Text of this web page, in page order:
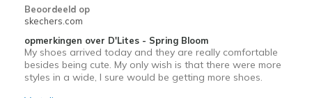
View On Shoes
Beoordeeld op
skechers.com
opmerkingen over D'Lites - Spring Bloom
My shoes arrived today and they are really comfortable
besides being cute. My only wish is that there were more
styles in a wide, I sure would be getting more shoes.